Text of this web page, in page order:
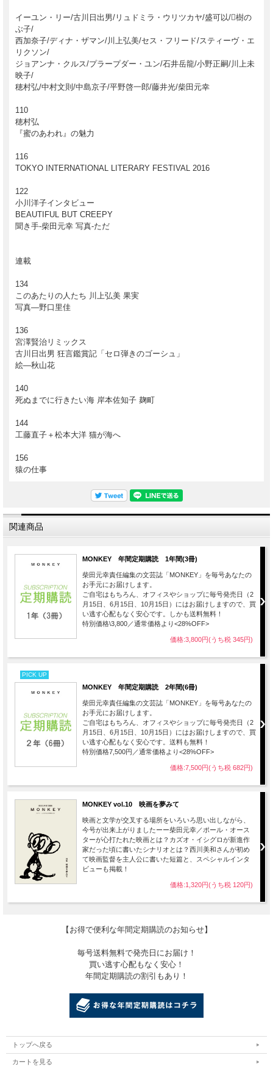
イーユン・リー/古川日出男/リュドミラ・ウリツカヤ/盛可以/樹の
ぶ子/
西加奈子/ディナ・ザマン/川上弘美/セス・フリード/スティーヴ・エ
リクソン/
ジョアンナ・クルス/プラープダー・ユン/石井岳龍/小野正嗣/川上未
映子/
穂村弘/中村文則/中島京子/平野啓一郎/藤井光/柴田元幸
110
穂村弘
『蜜のあわれ』の魅力
116
TOKYO INTERNATIONAL LITERARY FESTIVAL 2016
122
小川洋子インタビュー
BEAUTIFUL BUT CREEPY
聞き手-柴田元幸 写真-ただ
連載
134
このあたりの人たち 川上弘美 果実
写真―野口里佳
136
宮澤賢治リミックス
古川日出男 狂言鑑賞記「セロ弾きのゴーシュ」
絵―秋山花
140
死ぬまでに行きたい海 岸本佐知子 麹町
144
工藤直子＋松本大洋 猫が海へ
156
猿の仕事
関連商品
MONKEY 年間定期購読 1年間(3冊)
柴田元幸責任編集の文芸誌「MONKEY」を毎号あなたの
お手元にお届けします。
ご自宅はもちろん、オフィスやショップに毎号発売日（2
月15日、6月15日、10月15日）にはお届けしますので、買
い逃す心配もなく安心です。しかも送料無料！
特別価格\3,800／通常価格より<28%OFF>
価格:3,800円(うち税 345円)
PICK UP
MONKEY 年間定期購読 2年間(6冊)
柴田元幸責任編集の文芸誌「MONKEY」を毎号あなたの
お手元にお届けします。
ご自宅はもちろん、オフィスやショップに毎号発売日（2
月15日、6月15日、10月15日）にはお届けしますので、買
い逃す心配もなく安心です。送料も無料！
特別価格7,500円／通常価格より<28%OFF>
価格:7,500円(うち税 682円)
MONKEY vol.10 映画を夢みて
映画と文学が交叉する場所をいろいろ思い出しながら、
今号が出来上がりましたーー柴田元幸／ポール・オース
ターが心打たれた映画とは？カズオ・イシグロが新進作
家だった頃に書いたシナリオとは？西川美和さんが初め
て映画監督を主人公に書いた短篇と、スペシャルインタ
ビューも掲載！
価格:1,320円(うち税 120円)
【お得で便利な年間定期購読のお知らせ】
毎号送料無料で発売日にお届け！
買い逃す心配もなく安心！
年間定期購読の割引もあり！
トップへ戻る
カートを見る